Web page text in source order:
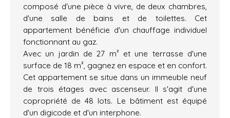
composé d'une pièce à vivre, de deux chambres,
d'une salle de bains et de toilettes. Cet
appartement bénéficie d'un chauffage individuel
fonctionnant au gaz.
Avec un jardin de 27 m² et une terrasse d'une
surface de 18 m², gagnez en espace et en confort.
Cet appartement se situe dans un immeuble neuf
de trois étages avec ascenseur. Il s'agit d'une
copropriété de 48 lots. Le bâtiment est équipé
d'un digicode et d'un interphone.